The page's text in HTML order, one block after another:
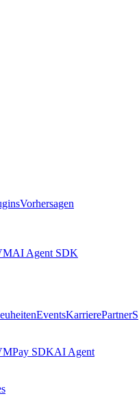
Vorhersagen
AI Agent SDK
EventsKarrierePartnerS
Pay SDKAI Agent